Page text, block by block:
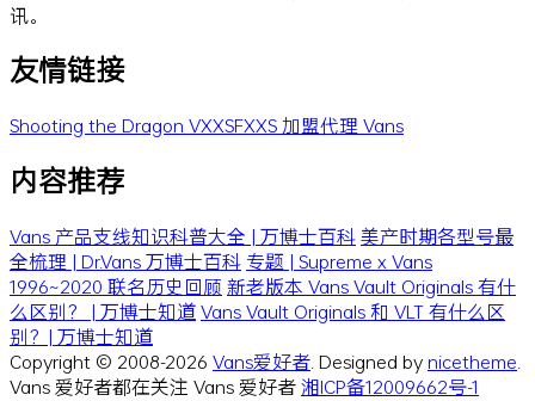
讯。
友情链接
Shooting the Dragon VXXSFXXS加盟代理 Vans
内容推荐
Vans 产品支线知识科普大全 | 万博士百科美产时期各型号最
全梳理 | Dr.Vans 万博士百科 专题 | Supreme x Vans
1996~2020 联名历史回顾 新老版本 Vans Vault Originals 有什
么区别？ | 万博士知道Vans Vault Originals 和 VLT 有什么区
别？| 万博士知道
Copyright © 2008-2026 Vans爱好者 . Designed bynicetheme
Vans 爱好者都在关注 Vans 爱好者湘ICP备12009662号-1